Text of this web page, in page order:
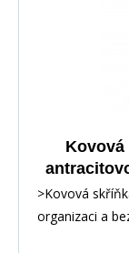
>Kovová
organizaci a